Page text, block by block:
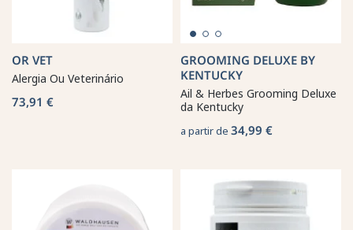
OR VET
Alergia Ou Veterinário
73,91 €
GROOMING DELUXE BY
KENTUCKY
Ail & Herbes Grooming Deluxe
da Kentucky
a partir de 34,99 €